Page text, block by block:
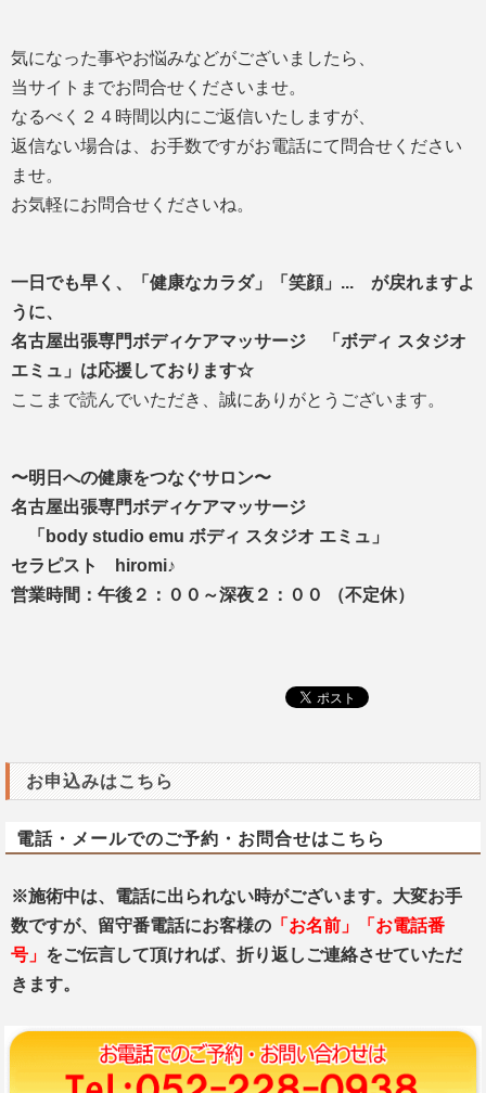
気になった事やお悩みなどがございましたら、
当サイトまでお問合せくださいませ。
なるべく２４時間以内にご返信いたしますが、
返信ない場合は、お手数ですがお電話にて問合せください
ませ。
お気軽にお問合せくださいね。
一日でも早く、「健康なカラダ」「笑顔」... が戻れますよ
うに、
名古屋出張専門ボディケアマッサージ 「ボディ スタジオ
エミュ」は応援しております☆
ここまで読んでいただき、誠にありがとうございます。
〜明日への健康をつなぐサロン〜
名古屋出張専門ボディケアマッサージ
「body studio emu ボディ スタジオ エミュ」
セラピスト hiromi♪
営業時間：午後２：００～深夜２：００ （不定休）
お申込みはこちら
電話・メールでのご予約・お問合せはこちら
※施術中は、電話に出られない時がございます。大変お手
数ですが、留守番電話にお客様の 「お名前」「お電話番
号」 をご伝言して頂ければ、折り返しご連絡させていただ
きます。